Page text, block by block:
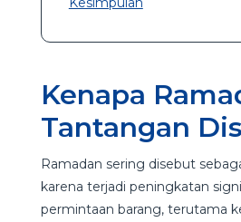
Kenapa
Tantangan
Ramadan sering disebut
karena terjadi peningkatan
permintaan barang, terutama